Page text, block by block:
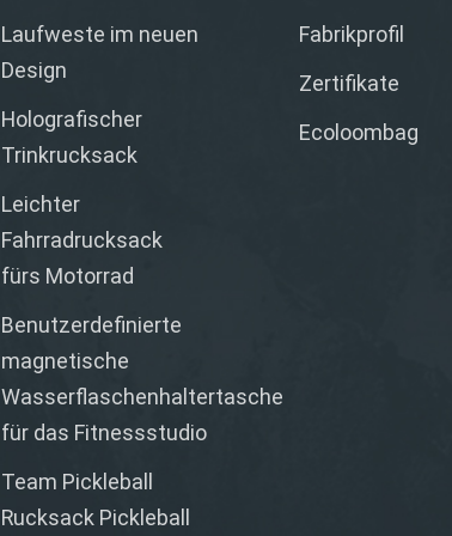
Laufweste im neuen
Design
Holografischer
Trinkrucksack
Leichter
Fahrradrucksack
fürs Motorrad
Benutzerdefinierte
magnetische
Wasserflaschenhaltertasche
für das Fitnessstudio
Team Pickleball
Rucksack Pickleball
Fabrikprofil
Zertifikate
Ecoloombag